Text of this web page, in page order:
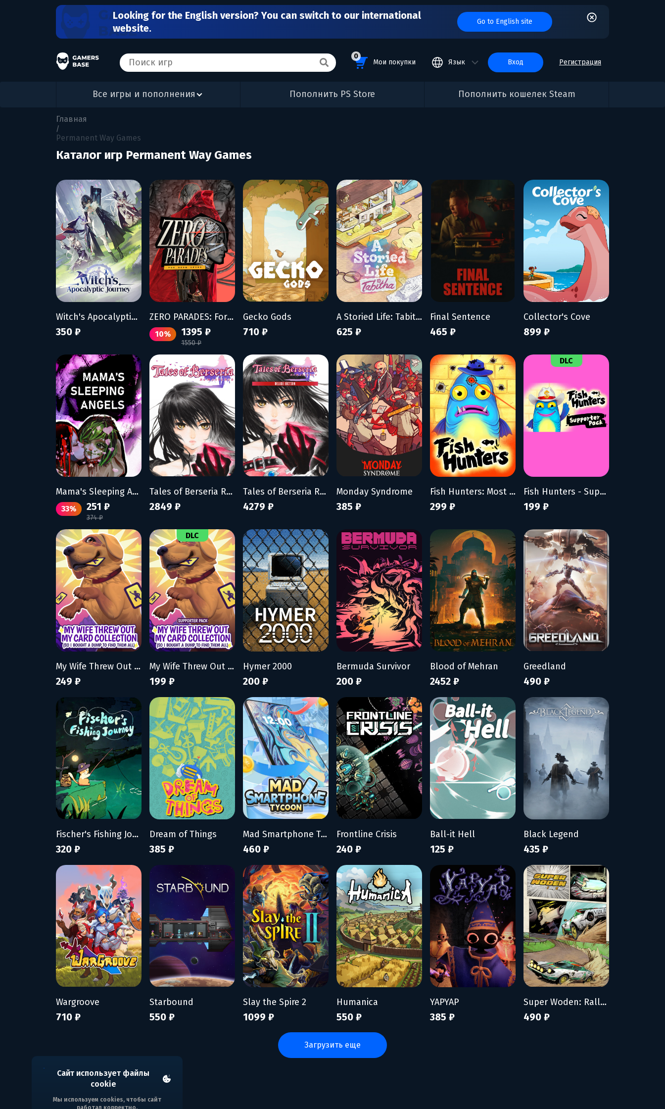
Looking for the English version? You can switch to our international
website.
Go to English site
0
Мои покупки Язык вход Регистрация
Все игры и пополнения Пополнить PS Store Пополнить кошелек Steam
Сайт использует файлы
cookie
Мы используем cookies, чтобы сайт
работал корректно.
Главная
/
Permanent Way Games
Каталог игр Permanent Way Games
Witch's Apocalyptic Journey
350 ₽
ZERO PARADES: For Dead Spies
10% 1395 ₽
1550 ₽
Gecko Gods
710 ₽
A Storied Life: Tabitha
625 ₽
Final Sentence
465 ₽
Collector's Cove
899 ₽
Mama's Sleeping Angels
33% 251 ₽
374 ₽
Tales of Berseria Remastered
2849 ₽
Tales of Berseria Remastered: Deluxe Edition
4279 ₽
Monday Syndrome
385 ₽
Fish Hunters: Most Lethal Fishing Simulator
299 ₽
DLC
Fish Hunters - Supporter Pack
199 ₽
My Wife Threw Out My Card Collection (So I Bought a Dump to Find Them All)
249 ₽
DLC
My Wife Threw Out My Card Collection (So I Bought a Dump to Find Them All) - Supporter Pack
199 ₽
Hymer 2000
200 ₽
Bermuda Survivor
200 ₽
Blood of Mehran
2452 ₽
Greedland
490 ₽
Fischer's Fishing Journey
320 ₽
Dream of Things
385 ₽
Mad Smartphone Tycoon
460 ₽
Frontline Crisis
240 ₽
Ball-it Hell
125 ₽
Black Legend
435 ₽
Wargroove
710 ₽
Starbound
550 ₽
Slay the Spire 2
1099 ₽
Humanica
550 ₽
YAPYAP
385 ₽
Super Woden: Rally Edge
490 ₽
загрузить еще